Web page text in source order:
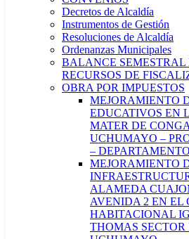
Decretos de Alcaldía
Instrumentos de Gestión
Resoluciones de Alcaldía
Ordenanzas Municipales
BALANCE
RECURSOS DE
OBRA POR IMPUESTOS
MEJORAMIENTO
EDUCATIVOS EN
MATER DE
UCHUMAYO –
–
MEJORAMIENTO
ALAMEDA
AVENIDA 2 EN EL
HABITACIONAL
THOMAS